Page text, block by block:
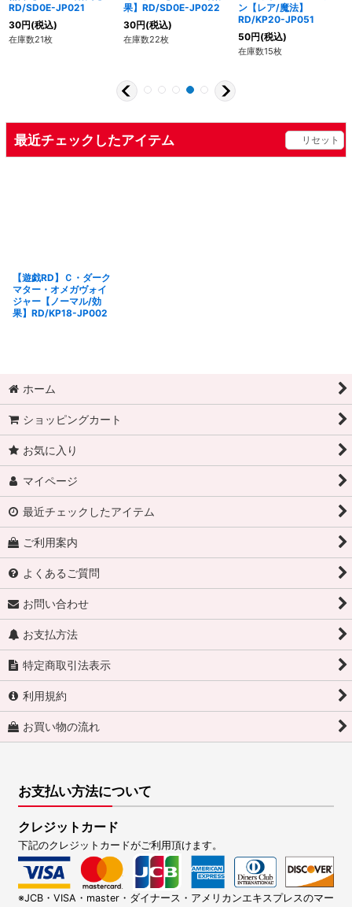
RD/SD0E-JP021
30円(税込)
在庫数21枚
果】RD/SD0E-JP022
30円(税込)
在庫数22枚
ン【レア/魔法】
RD/KP20-JP051
50円(税込)
在庫数15枚
最近チェックしたアイテム リセット
【遊戯RD】Ｃ・ダーク
マター・オメガヴォイ
ジャー【ノーマル/効
果】RD/KP18-JP002
ホーム
ショッピングカート
お気に入り
マイページ
最近チェックしたアイテム
ご利用案内
よくあるご質問
お問い合わせ
お支払方法
特定商取引法表示
利用規約
お買い物の流れ
お支払い方法について
クレジットカード
下記のクレジットカードがご利用頂けます。
※JCB・VISA・master・ダイナース・アメリカンエキスプレスのマー